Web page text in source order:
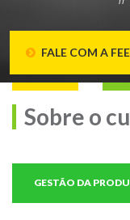
FALE COM A
Sobre o
GESTÃO DA